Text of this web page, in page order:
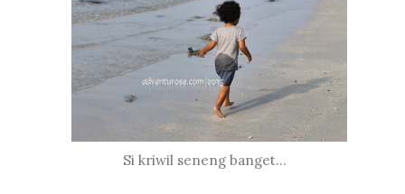
Si kriwil seneng banget...